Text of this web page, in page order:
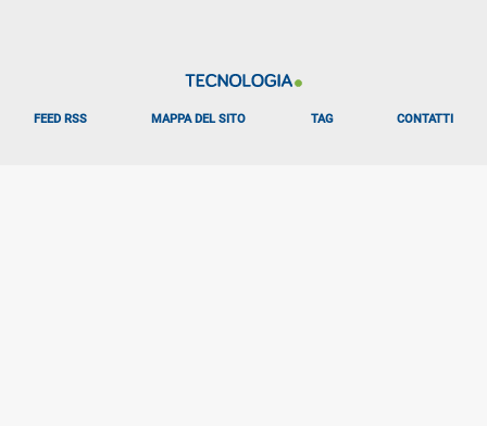
FEED RSS MAPPA DEL SITO TAG CONTATTI